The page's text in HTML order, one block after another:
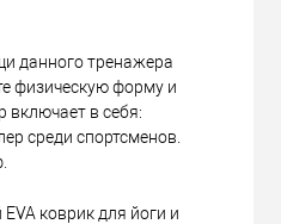
данного тренажера
физическую форму и
включает в себя:
среди спортсменов.
коврик для йоги и